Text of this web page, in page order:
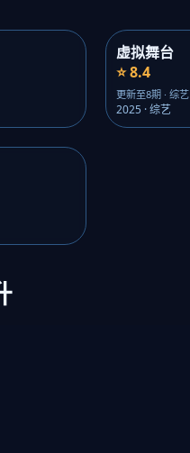
虚拟舞台
⭐ 8.4
更新至8期 · 综艺
2025 · 综艺